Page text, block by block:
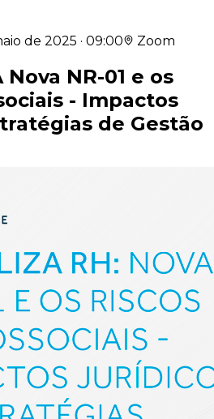
de 2025 · 09:00
Zoom
NR-01 e os
- Impactos
de Gestão